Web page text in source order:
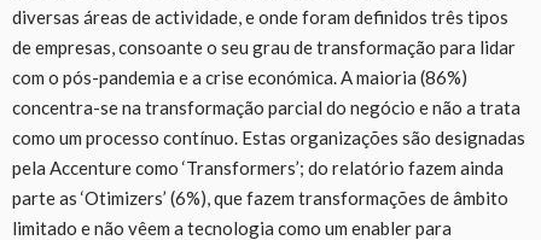
diversas áreas de actividade, e onde foram definidos três tipos
de empresas, consoante o seu grau de transformação para lidar
com o pós-pandemia e a crise económica. A maioria (86%)
concentra-se na transformação parcial do negócio e não a trata
como um processo contínuo. Estas organizações são designadas
pela Accenture como ‘Transformers’; do relatório fazem ainda
parte as ‘Otimizers’ (6%), que fazem transformações de âmbito
limitado e não vêem a tecnologia como um enabler para